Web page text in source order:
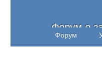
Форум о
Форум